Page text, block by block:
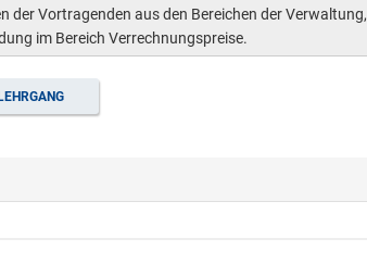
der Vortragenden aus den Bereichen der Verwaltung,
im Bereich Verrechnungspreise.